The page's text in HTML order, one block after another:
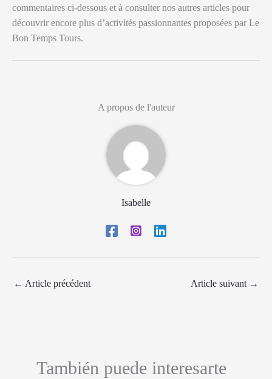
commentaires ci-dessous et à consulter nos autres articles pour
découvrir encore plus d’activités passionnantes proposées par Le
Bon Temps Tours.
A propos de l'auteur
Isabelle
← Article précédent Article suivant →
También puede interesarte